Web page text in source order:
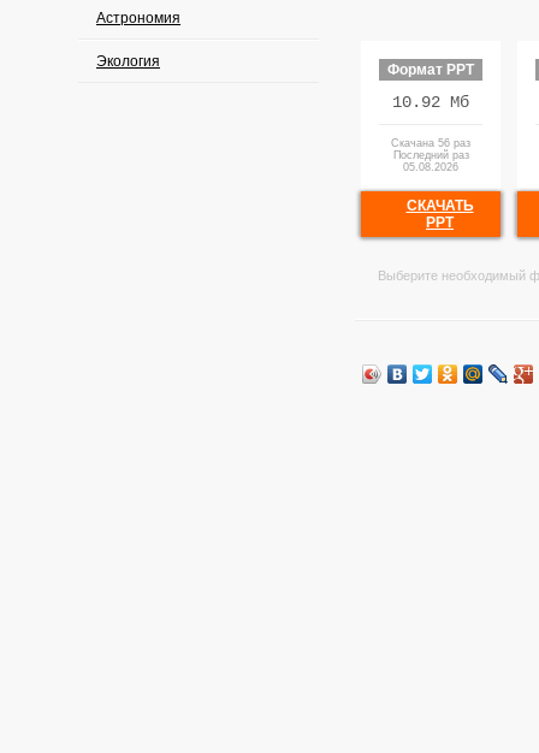
Астрономия
Экология Формат PPT
10.92 Мб
Скачана 56 раз
Последний раз
05.08.2026
СКАЧАТЬ
PPT
Выберите необходимый